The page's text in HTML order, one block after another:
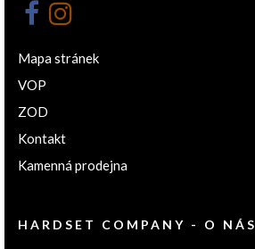
Mapa stránek
VOP
ZOD
Kontakt
Kamenná prodejna
HARDSET COMPANY - O NÁS